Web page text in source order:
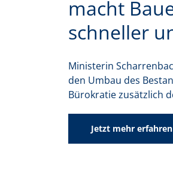
macht
schneller
Ministerin
den Umbau des
Bürokratie zusätzlich
Jetzt mehr erfahren